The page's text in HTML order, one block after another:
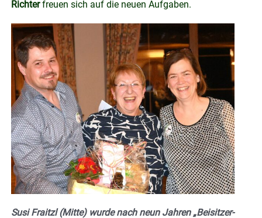
Richterfreuen sich auf die neuen Aufgaben.
Susi Fraitzl (Mitte) wurde nach neun Jahren „Beisitzer-